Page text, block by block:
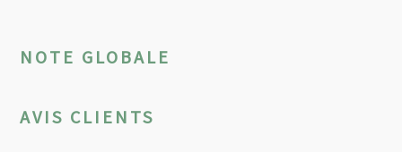
NOTE GLOBALE
AVIS CLIENTS